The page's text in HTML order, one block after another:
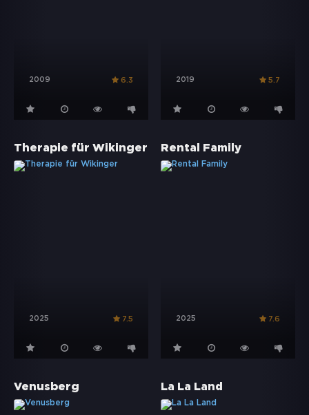
2009 6.3 2019 5.7
Therapie für Wikinger
2025 7.5
Rental Family
2025 7.6
Venusberg La La Land